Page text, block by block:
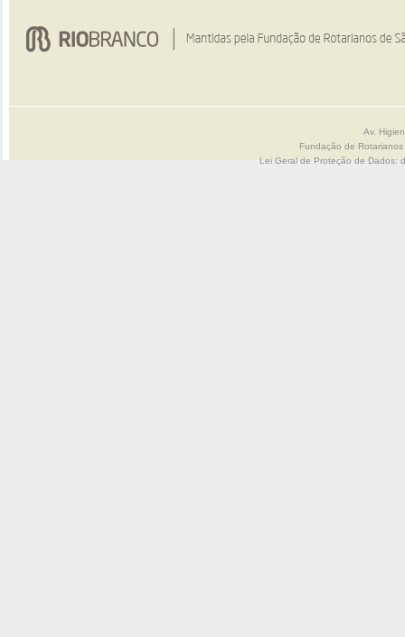
Av.
Fundação de
Lei Geral de Proteção de Dados: